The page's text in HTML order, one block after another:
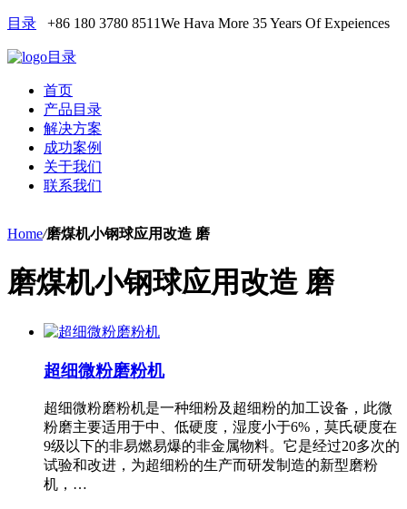
目录 +86 180 3780 8511We Hava More 35 Years Of Expeiences
目录
首页
产品目录
解决方案
成功案例
关于我们
联系我们
Home/磨煤机小钢球应用改造 磨
磨煤机小钢球应用改造 磨
超细微粉磨粉机
超细微粉磨粉机是一种细粉及超细粉的加工设备，此微
粉磨主要适用于中、低硬度，湿度小于6%，莫氏硬度在
9级以下的非易燃易爆的非金属物料。它是经过20多次的
试验和改进，为超细粉的生产而研发制造的新型磨粉
机，…